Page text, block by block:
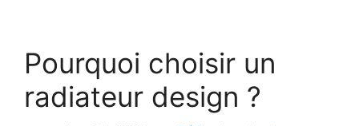
Pourquoi choisir un
radiateur design ?